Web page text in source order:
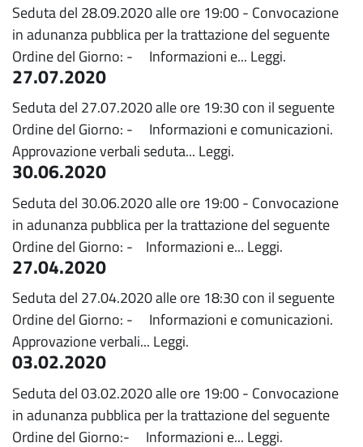
Seduta del 28.09.2020 alle ore 19:00 - Convocazione
in adunanza pubblica per la trattazione del seguente
Ordine del Giorno: - Informazioni e... Leggi.
27.07.2020
Seduta del 27.07.2020 alle ore 19:30 con il seguente
Ordine del Giorno: - Informazioni e comunicazioni.
Approvazione verbali seduta... Leggi.
30.06.2020
Seduta del 30.06.2020 alle ore 19:00 - Convocazione
in adunanza pubblica per la trattazione del seguente
Ordine del Giorno: - Informazioni e... Leggi.
27.04.2020
Seduta del 27.04.2020 alle ore 18:30 con il seguente
Ordine del Giorno: - Informazioni e comunicazioni.
Approvazione verbali... Leggi.
03.02.2020
Seduta del 03.02.2020 alle ore 19:00 - Convocazione
in adunanza pubblica per la trattazione del seguente
Ordine del Giorno:- Informazioni e... Leggi.